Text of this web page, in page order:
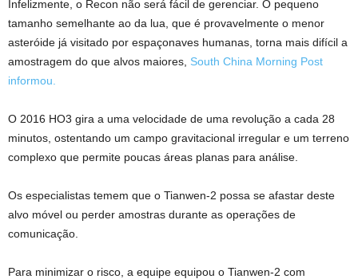
Infelizmente, o Recon não será fácil de gerenciar. O pequeno
tamanho semelhante ao da lua, que é provavelmente o menor
asteróide já visitado por espaçonaves humanas, torna mais difícil a
amostragem do que alvos maiores, South China Morning Post
informou.
O 2016 HO3 gira a uma velocidade de uma revolução a cada 28
minutos, ostentando um campo gravitacional irregular e um terreno
complexo que permite poucas áreas planas para análise.
Os especialistas temem que o Tianwen-2 possa se afastar deste
alvo móvel ou perder amostras durante as operações de
comunicação.
Para minimizar o risco, a equipe equipou o Tianwen-2 com